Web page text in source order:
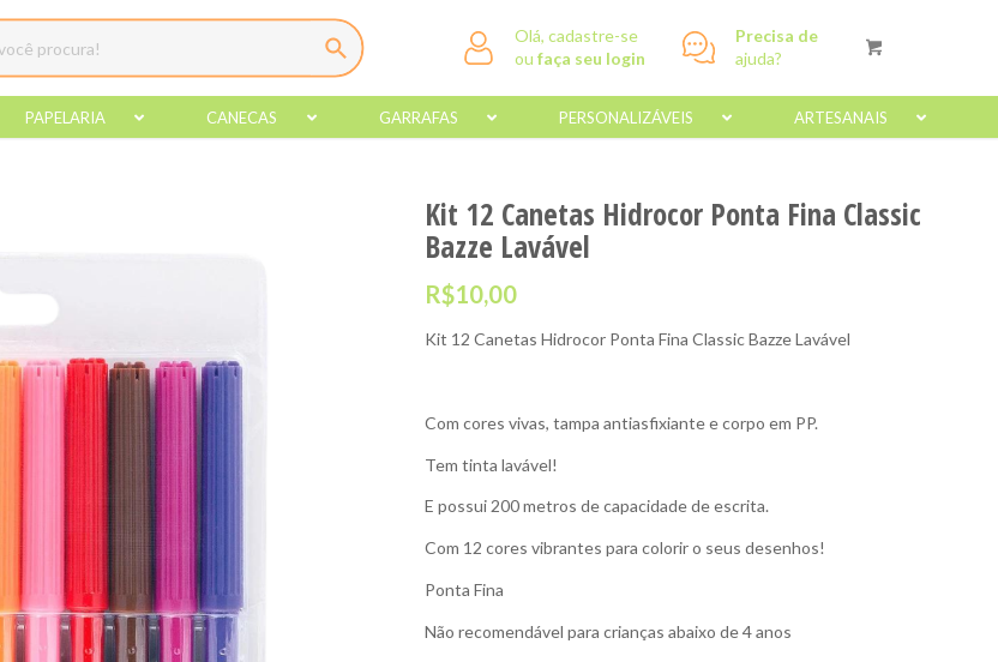
Olá, cadastre-se
oufaça seu login
Precisa de
ajuda?
PAPELARIA CANECAS GARRAFAS PERSONALIZÁVEIS ARTESANAIS
Kit 12 Canetas Hidrocor Ponta Fina Classic
Bazze Lavável
R$10,00
Kit 12 Canetas Hidrocor Ponta Fina Classic Bazze Lavável
Com cores vivas, tampa antiasfixiante e corpo em PP.
Tem tinta lavável!
E possui 200 metros de capacidade de escrita.
Com 12 cores vibrantes para colorir o seus desenhos!
Ponta Fina
Não recomendável para crianças abaixo de 4 anos